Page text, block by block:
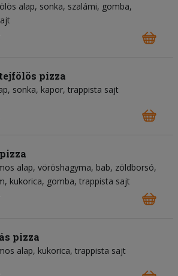
alap sonka szalámi gomba
pizza
sonka kapor trappista sajt
alap vöröshagyma bab zöldborsó
kukorica gomba trappista sajt
pizza
alap kukorica trappista sajt